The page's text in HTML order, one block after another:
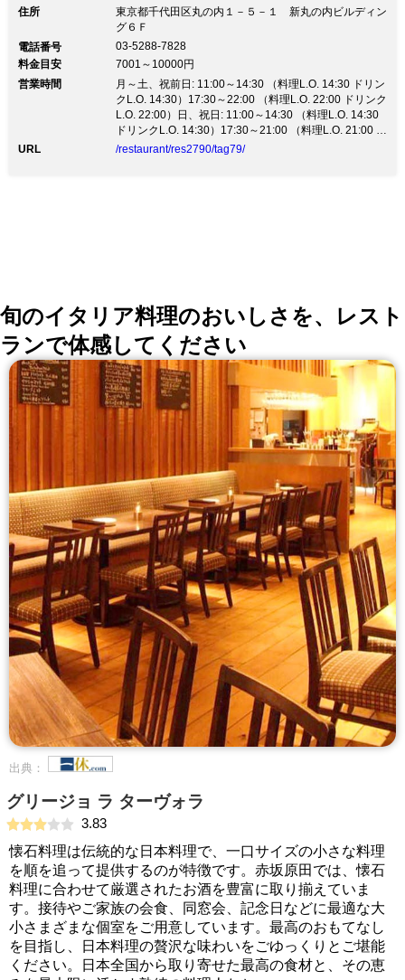
を織り交ぜたモダンオーストラリア料理をお楽しみ下さ
い。東京駅直結 新丸ビル6F オーストラリアの大自然が
スを加えたコンテンポラリーなオーストラリア料理。常
時300種類以上が揃うオーストラリア産のワイン。かし
こまりすぎず、それでもエレガントなサービスでご提供
いたします。
住所
東京都千代田区丸の内１－５－１ 新丸の内ビルディン
グ６Ｆ
電話番号
03-5288-7828
料金目安
7001～10000円
営業時間
月～土、祝前日: 11:00～14:30 （料理L.O. 14:30 ドリン
クL.O. 14:30）17:30～22:00 （料理L.O. 22:00 ドリンク
L.O. 22:00）日、祝日: 11:00～14:30 （料理L.O. 14:30
ドリンクL.O. 14:30）17:30～21:00 （料理L.O. 21:00 ド
リンクL.O. 21:00）
URL /restaurant/res2790/tag79/
旬のイタリア料理のおいしさを、レスト
ランで体感してください
出典：
グリージョ ラ ターヴォラ
3.83
懐石料理は伝統的な日本料理で、一口サイズの小さな料理
を順を追って提供するのが特徴です。赤坂原田では、懐石
料理に合わせて厳選されたお酒を豊富に取り揃えていま
す。接待やご家族の会食、同窓会、記念日などに最適な大
小さまざまな個室をご用意しています。最高のおもてなし
を目指し、日本料理の贅沢な味わいをごゆっくりとご堪能
ください。日本全国から取り寄せた最高の食材と、その恵